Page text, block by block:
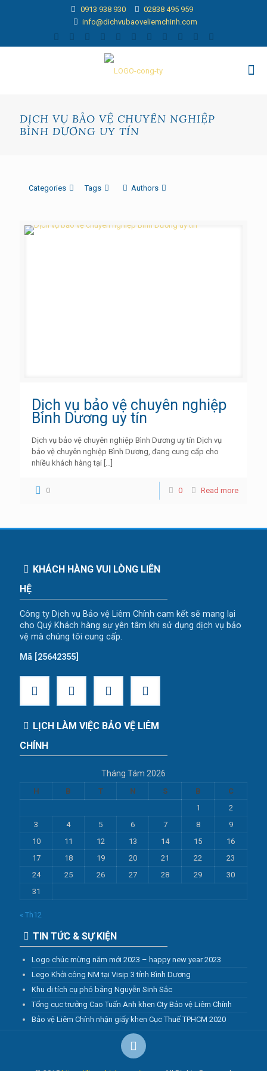
0913 938 930
02838 495 959
info@dichvubaoveliemchinh.com
DỊCH VỤ BẢO VỆ CHUYÊN NGHIỆP
BÌNH DƯƠNG UY TÍN
Categories Tags Authors
Dịch vụ bảo vệ chuyên nghiệp
Bình Dương uy tín
Dịch vụ bảo vệ chuyên nghiệp Bình Dương uy tín Dịch vụ
bảo vệ chuyên nghiệp Bình Dương, đang cung cấp cho
nhiều khách hàng tại […]
0 0 Read more
KHÁCH HÀNG VUI LÒNG LIÊN
HỆ
Công ty Dịch vụ Bảo vệ Liêm Chính cam kết sẽ mang lại
cho Quý Khách hàng sự yên tâm khi sử dụng dịch vụ bảo
vệ mà chúng tôi cung cấp.
Mã [25642355]
LỊCH LÀM VIỆC BẢO VỆ LIÊM
CHÍNH
Tháng Tám 2026
H B T N S B
C
1
2
3
4 5 6 7 8
9
10
11 12 13 14 15
16
17
18 19 20 21 22
23
24
25 26 27 28 29
30
31
« Th12
TIN TỨC & SỰ KIỆN
Logo chúc mừng năm mới 2023 – happy new year 2023
Lego Khởi công NM tại Visip 3 tỉnh Bình Dương
Khu di tích cụ phó bảng Nguyễn Sinh Sắc
Tổng cục trưởng Cao Tuấn Anh khen Cty Bảo vệ Liêm Chính
Bảo vệ Liêm Chính nhận giấy khen Cục Thuế TPHCM 2020